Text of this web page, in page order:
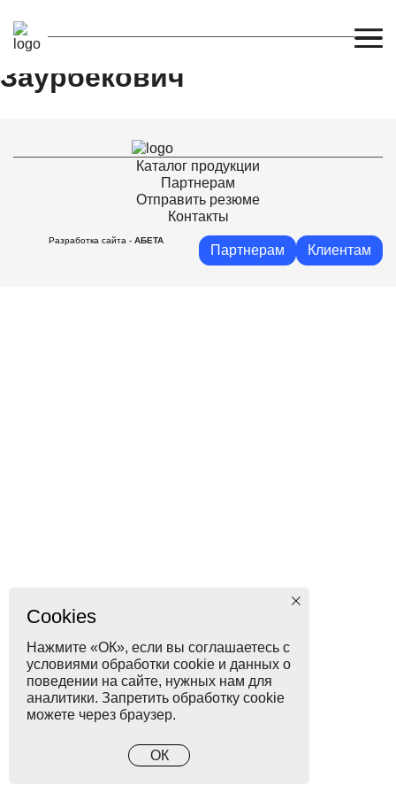
Томаев Казбек
Заурбекович
Каталог продукции
Партнерам
Отправить резюме
Контакты
Разработка сайта - АБЕТА
Партнерам Клиентам
Cookies
Нажмите «ОК», если вы соглашаетесь с
условиями обработки cookie и данных о
поведении на сайте, нужных нам для
аналитики. Запретить обработку cookie
можете через браузер.
ОК